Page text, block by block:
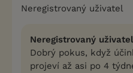
Neregistrovaný uživatel
Neregistrovaný
Dobrý pokus, když
projeví až asi po 4